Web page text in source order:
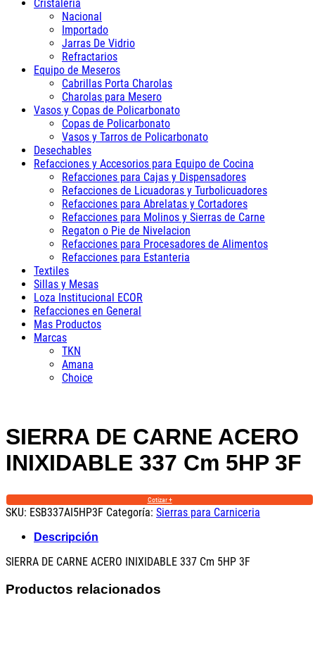
Cristaleria
Nacional
Importado
Jarras De Vidrio
Refractarios
Equipo de Meseros
Cabrillas Porta Charolas
Charolas para Mesero
Vasos y Copas de Policarbonato
Copas de Policarbonato
Vasos y Tarros de Policarbonato
Desechables
Refacciones y Accesorios para Equipo de Cocina
Refacciones para Cajas y Dispensadores
Refacciones de Licuadoras y Turbolicuadores
Refacciones para Abrelatas y Cortadores
Refacciones para Molinos y Sierras de Carne
Regaton o Pie de Nivelacion
Refacciones para Procesadores de Alimentos
Refacciones para Estanteria
Textiles
Sillas y Mesas
Loza Institucional ECOR
Refacciones en General
Mas Productos
Marcas
TKN
Amana
Choice
SIERRA DE CARNE ACERO
INIXIDABLE 337 Cm 5HP 3F
Cotizar +
SKU: ESB337AI5HP3F Categoría: Sierras para Carniceria
Descripción
SIERRA DE CARNE ACERO INIXIDABLE 337 Cm 5HP 3F
Productos relacionados